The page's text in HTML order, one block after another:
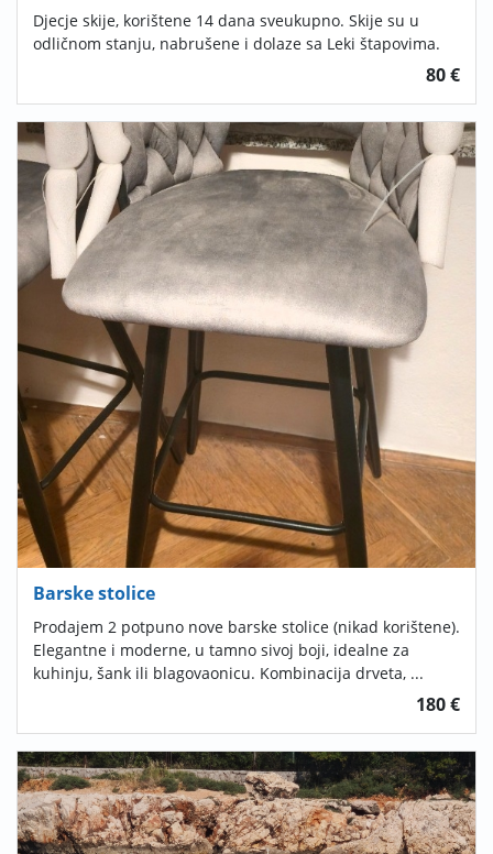
Djecje skije, korištene 14 dana sveukupno. Skije su u
odličnom stanju, nabrušene i dolaze sa Leki štapovima.
80 €
Barske stolice
Prodajem 2 potpuno nove barske stolice (nikad korištene).
Elegantne i moderne, u tamno sivoj boji, idealne za
kuhinju, šank ili blagovaonicu. Kombinacija drveta, ...
180 €